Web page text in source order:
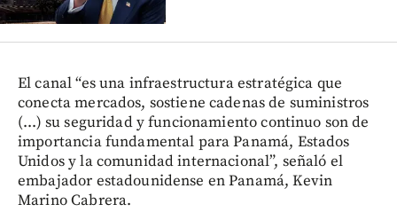
El canal “es una infraestructura estratégica que
conecta mercados, sostiene cadenas de suministros
(...) su seguridad y funcionamiento continuo son de
importancia fundamental para Panamá, Estados
Unidos y la comunidad internacional”, señaló el
embajador estadounidense en Panamá, Kevin
Marino Cabrera.